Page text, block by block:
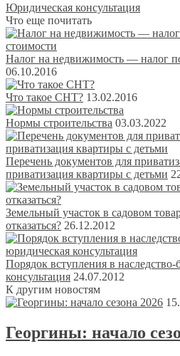
Юридическая консультация
Что еще почитать
Налог на недвижимость — налог
06.10.2016
Что такое СНТ? 13.02.2016
Нормы строительства 03.03.2022
Перечень документов для
приватизация квартиры с детьми
Земельный участок в садовом
отказаться? 26.12.2012
Порядок вступления в
конcультация 24.07.2012
К другим новостям
Георгины: начало